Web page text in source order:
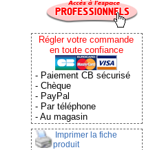
Régler votre commande
en toute confiance
- Paiement CB sécurisé
- Chèque
- PayPal
- Par téléphone
- Au magasin
Imprimer la fiche
produit